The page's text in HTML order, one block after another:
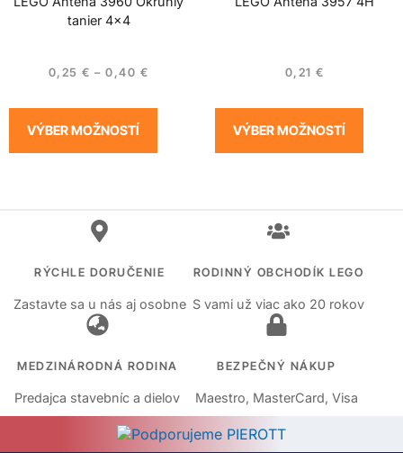
tanier 4×4
0,25€ – 0,40 €
VÝBER MOŽNOSTÍ
0,21 €
VÝBER MOŽNOSTÍ
RÝCHLE DORUČENIE
Zastavte sa u nás aj osobne
RODINNÝ OBCHODÍK LEGO
S vami už viac ako 20 rokov
MEDZINÁRODNÁ RODINA
Predajca stavebníc a dielov
BEZPEČNÝ NÁKUP
Maestro, MasterCard, Visa